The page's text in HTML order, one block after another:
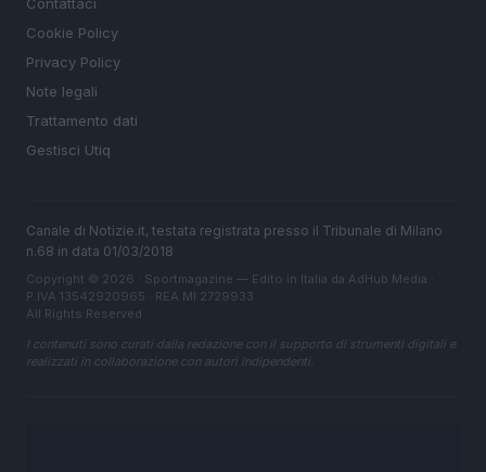
Cookie Policy
Privacy Policy
Note legali
Trattamento dati
Gestisci Utiq
Canale di Notizie.it, testata registrata presso il Tribunale di Milano
n.68 in data 01/03/2018
Copyright © 2026 · Sportmagazine — Edito in Italia da AdHub Media
P.IVA 13542920965 · REA MI 2729933
All Rights Reserved
I contenuti sono curati dalla redazione con il supporto di strumenti digitali e
realizzati in collaborazione con autori indipendenti.